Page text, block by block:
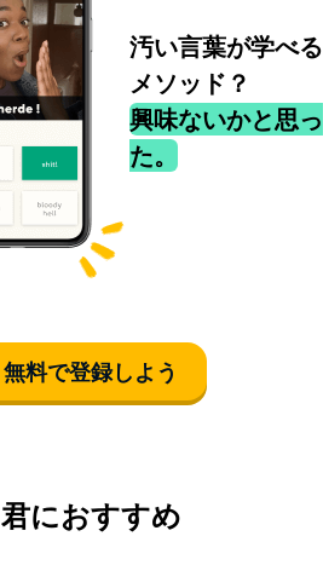
汚い言葉が学べる
メソッド？
興味ないかと思っ
た。
無料で登録しよう
君におすすめ